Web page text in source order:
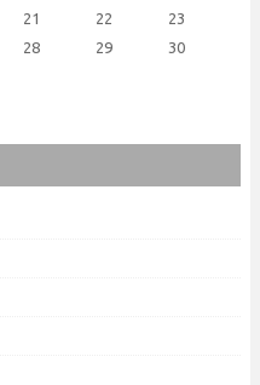
21 22
23
28 29
30